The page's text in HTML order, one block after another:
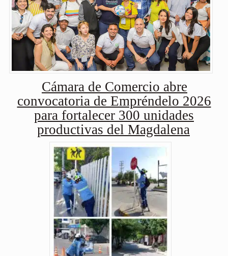
Cámara de Comercio abre
convocatoria de Empréndelo 2026
para fortalecer 300 unidades
productivas del Magdalena